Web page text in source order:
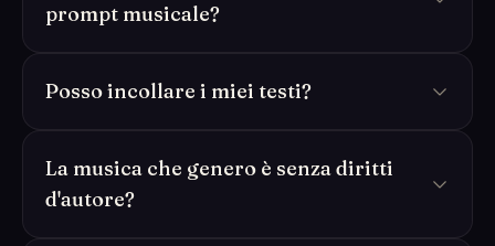
prompt musicale?
Posso incollare i miei testi?
La musica che genero è senza diritti
d'autore?